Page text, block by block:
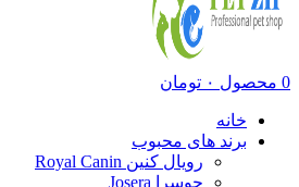
0 محصول ۰ تومان
خانه
برند های محبوب
رویال کنین Royal Canin
جوسرا Josera